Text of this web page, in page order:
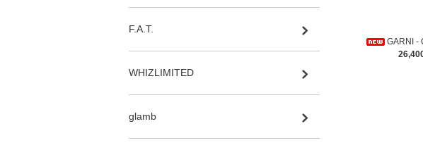
GARNI -
F.A.T.
WHIZLIMITED
glamb